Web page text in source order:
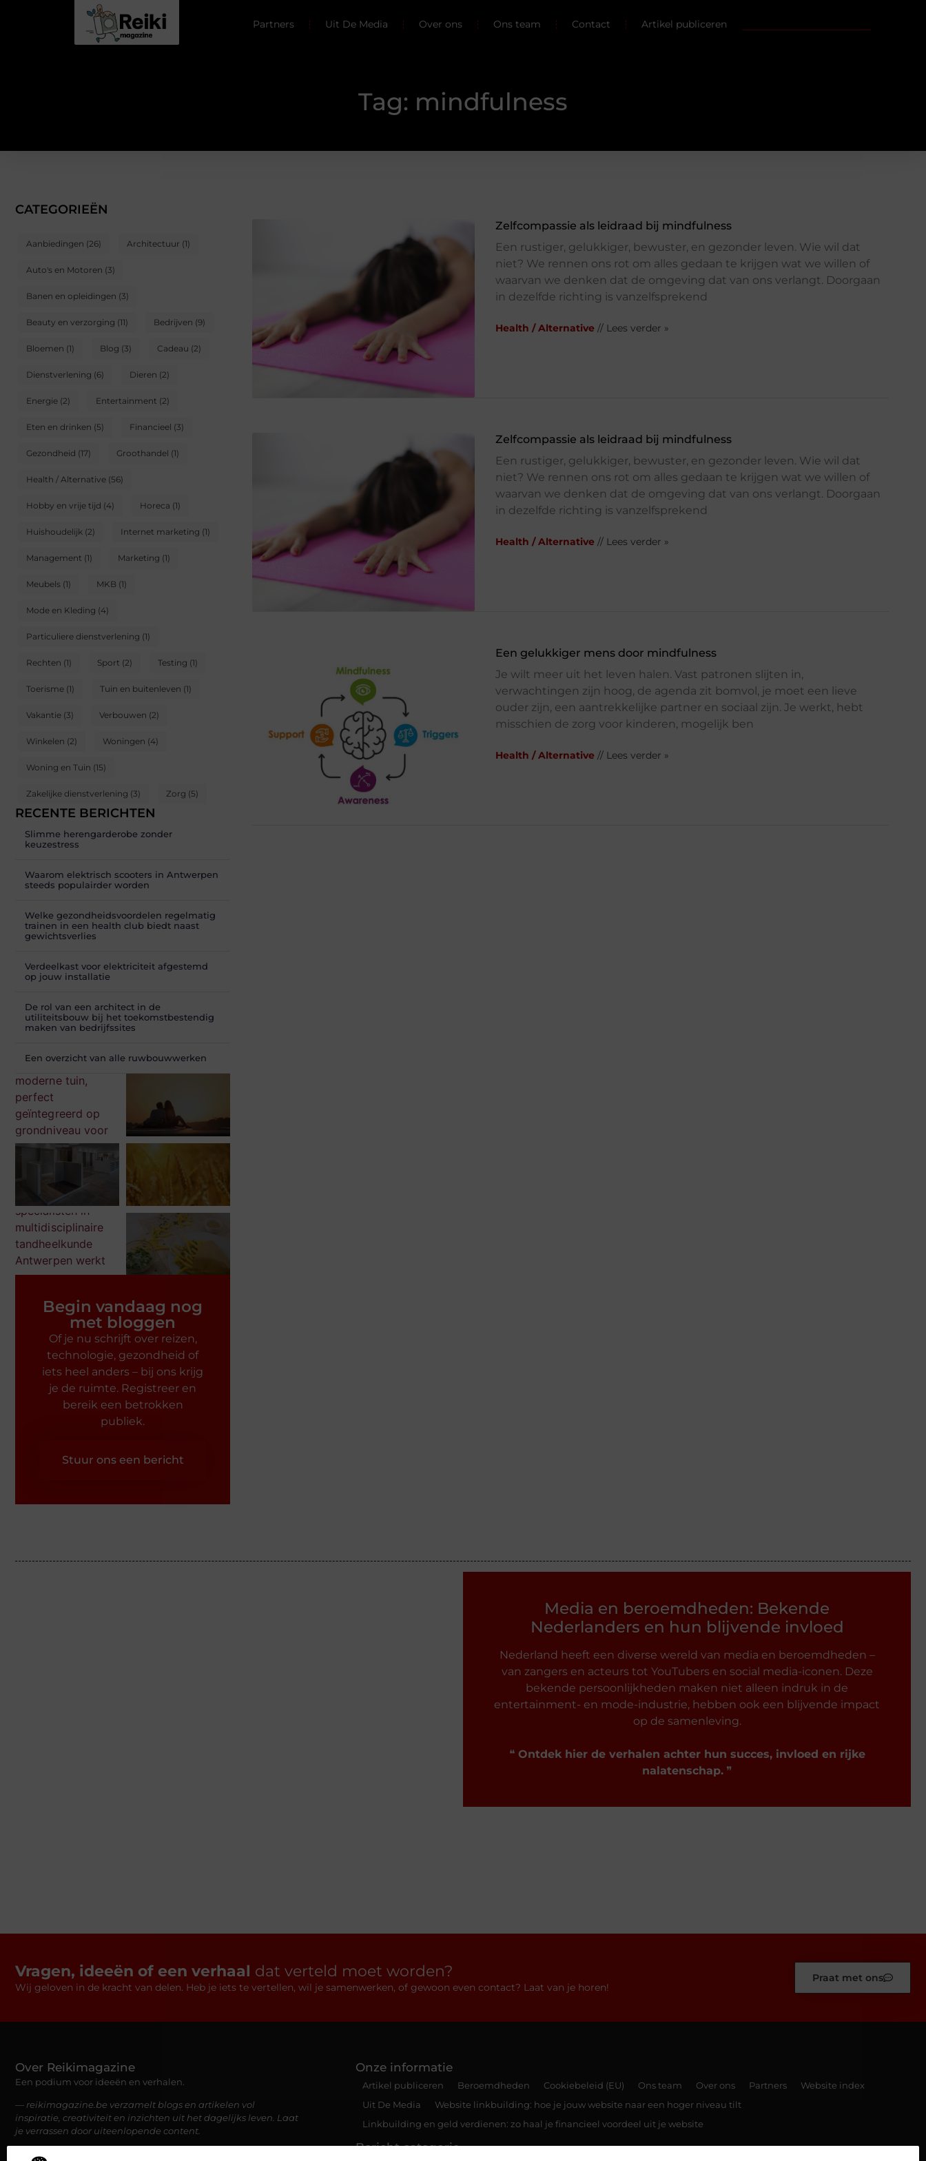
Partners Uit De Media Over ons Ons team Contact Artikel publiceren
Tag: mindfulness
CATEGORIEËN
Aanbiedingen (26) Architectuur (1)
Auto's en Motoren (3)
Banen en opleidingen (3)
Beauty en verzorging (11) Bedrijven (9)
Bloemen (1) Blog (3) Cadeau (2)
Dienstverlening (6) Dieren (2)
Energie (2) Entertainment (2)
Eten en drinken (5) Financieel (3)
Gezondheid (17) Groothandel (1)
Health / Alternative (56)
Hobby en vrije tijd (4) Horeca (1)
Huishoudelijk (2) Internet marketing (1)
Management (1) Marketing (1)
Meubels (1) MKB (1)
Mode en Kleding (4)
Particuliere dienstverlening (1)
Rechten (1) Sport (2) Testing (1)
Toerisme (1) Tuin en buitenleven (1)
Vakantie (3) Verbouwen (2)
Winkelen (2) Woningen (4)
Woning en Tuin (15)
Zakelijke dienstverlening (3) Zorg (5)
RECENTE BERICHTEN
Slimme herengarderobe zonder
keuzestress
Waarom elektrisch scooters in Antwerpen
steeds populairder worden
Welke gezondheidsvoordelen regelmatig
trainen in een health club biedt naast
gewichtsverlies
Verdeelkast voor elektriciteit afgestemd
op jouw installatie
De rol van een architect in de
utiliteitsbouw bij het toekomstbestendig
maken van bedrijfssites
Een overzicht van alle ruwbouwwerken
Begin vandaag nog
met bloggen
Of je nu schrijft over reizen,
technologie, gezondheid of
iets heel anders – bij ons krijg
je de ruimte. Registreer en
bereik een betrokken
publiek.
Stuur ons een bericht
Zelfcompassie als leidraad bij mindfulness
Een rustiger, gelukkiger, bewuster, en gezonder leven. Wie wil dat
niet? We rennen ons rot om alles gedaan te krijgen wat we willen of
waarvan we denken dat de omgeving dat van ons verlangt. Doorgaan
in dezelfde richting is vanzelfsprekend
Health / Alternative // Lees verder »
Zelfcompassie als leidraad bij mindfulness
Een rustiger, gelukkiger, bewuster, en gezonder leven. Wie wil dat
niet? We rennen ons rot om alles gedaan te krijgen wat we willen of
waarvan we denken dat de omgeving dat van ons verlangt. Doorgaan
in dezelfde richting is vanzelfsprekend
Health / Alternative // Lees verder »
Een gelukkiger mens door mindfulness
Je wilt meer uit het leven halen. Vast patronen slijten in,
verwachtingen zijn hoog, de agenda zit bomvol, je moet een lieve
ouder zijn, een aantrekkelijke partner en sociaal zijn. Je werkt, hebt
misschien de zorg voor kinderen, mogelijk ben
Health / Alternative // Lees verder »
Media en beroemdheden: Bekende
Nederlanders en hun blijvende invloed
Nederland heeft een diverse wereld van media en beroemdheden –
van zangers en acteurs tot YouTubers en social media-iconen. Deze
bekende persoonlijkheden maken niet alleen indruk in de
entertainment- en mode-industrie, hebben ook een blijvende impact
op de samenleving.
❝ Ontdek hier de verhalen achter hun succes, invloed en rijke
nalatenschap.❞
Vragen, ideeën of een verhaal dat verteld moet worden?
Wij geloven in de kracht van delen. Heb je iets te vertellen, wil je samenwerken, of gewoon even contact? Laat van je horen!
Praat met ons
Over Reikimagazine
Een podium voor ideeën en verhalen.
— reikimagazine.be verzamelt blogs en artikelen vol
inspiratie, creativiteit en inzichten uit het dagelijks leven. Laat
je verrassen door uiteenlopende content.
Onze informatie
Artikel publiceren Beroemdheden Cookiebeleid (EU) Ons team Over ons Partners
Website index
Uit De Media
Website linkbuilding: hoe je jouw website naar een hoger niveau tilt
Linkbuilding en geld verdienen: zo haal je financieel voordeel uit je website
Bericht categorie